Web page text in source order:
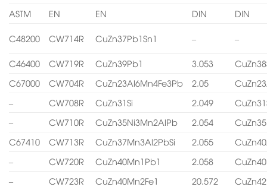
ASTM EN EN DIN DIN
C48200 CW714R CuZn37Pb1Sn1 – –
C46400 CW719R CuZn39Pb1 3.053
C67000
CW704R CuZn23Al6Mn4Fe3Pb 2.05
–
CW708R CuZn31Si 2.049
–
CW710R CuZn35Ni3Mn2AlPb 2.054
C67410
CW713R CuZn37Mn3Al2PbSi 2.055
–
CW720R CuZn40Mn1Pb1 2.058
–
CW723R CuZn40Mn2Fe1 20.572